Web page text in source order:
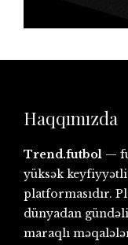
Haqqımızda
Trend.futbol —
yüksək
platformasıdır.
dünyadan
maraqlı